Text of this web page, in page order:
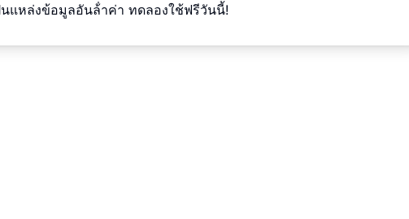
นแหล่งข้อมูลอันล้ําค่า ทดลองใช้ฟรีวันนี้!